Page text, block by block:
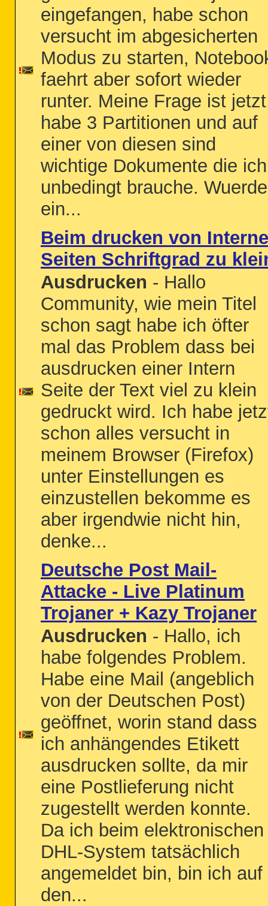
eingefangen, habe schon
versucht im abgesicherten
Modus zu starten,
faehrt aber sofort wieder
runter. Meine Frage ist
habe 3 Partitionen und auf
einer von diesen sind
wichtige Dokumente die ich
unbedingt brauche. Wuerde
ein...
Beim drucken von
Seiten Schriftgrad zu
Ausdrucken - Hallo
Community, wie mein Titel
schon sagt habe ich öfter
mal das Problem dass bei
ausdrucken einer Intern
Seite der Text viel zu klein
gedruckt wird. Ich habe
schon alles versucht in
meinem Browser (Firefox)
unter Einstellungen es
einzustellen bekomme es
aber irgendwie nicht hin,
denke...
Deutsche Post Mail-
Attacke - Live Platinum
Trojaner + Kazy Trojaner
Ausdrucken - Hallo, ich
habe folgendes Problem.
Habe eine Mail (angeblich
von der Deutschen Post)
geöffnet, worin stand dass
ich anhängendes Etikett
ausdrucken sollte, da mir
eine Postlieferung nicht
zugestellt werden konnte.
Da ich beim elektronischen
DHL-System tatsächlich
angemeldet bin, bin ich auf
den...